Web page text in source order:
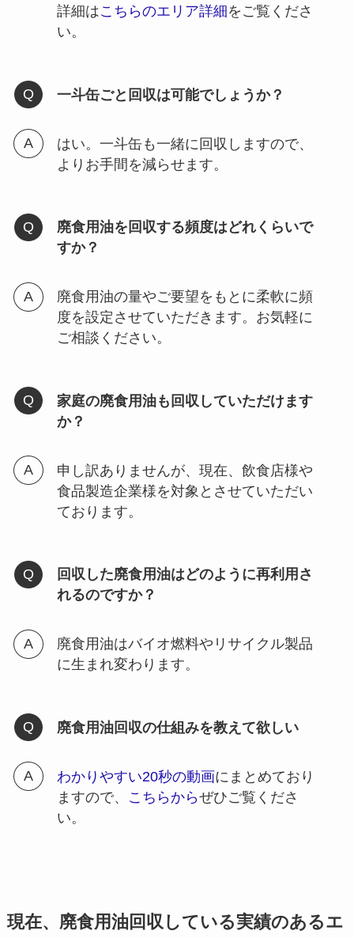
詳細はこちらのエリア詳細をご覧くださ
い。
一斗缶ごと回収は可能でしょうか？
はい。一斗缶も一緒に回収しますので、
よりお手間を減らせます。
廃食用油を回収する頻度はどれくらいで
すか？
廃食用油の量やご要望をもとに柔軟に頻
度を設定させていただきます。お気軽に
ご相談ください。
家庭の廃食用油も回収していただけます
か？
申し訳ありませんが、現在、飲食店様や
食品製造企業様を対象とさせていただい
ております。
回収した廃食用油はどのように再利用さ
れるのですか？
廃食用油はバイオ燃料やリサイクル製品
に生まれ変わります。
廃食用油回収の仕組みを教えて欲しい
わかりやすい20秒の動画にまとめており
ますので、
こちらからぜひご覧くださ
い。
現在、廃食用油回収している実績のあるエ